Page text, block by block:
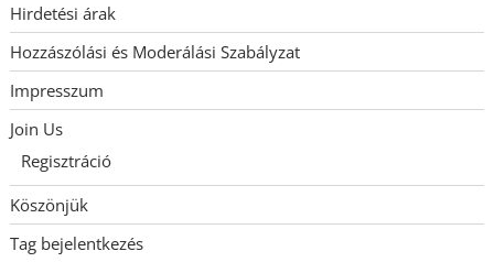
Hirdetési árak
Hozzászólási és Moderálási Szabályzat
Impresszum
Join Us
Regisztráció
Köszönjük
Tag bejelentkezés